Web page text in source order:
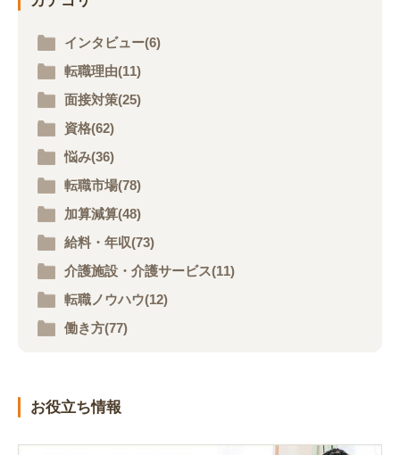
インタビュー(6)
転職理由(11)
面接対策(25)
資格(62)
悩み(36)
転職市場(78)
加算減算(48)
給料・年収(73)
介護施設・介護サービス(11)
転職ノウハウ(12)
働き方(77)
お役立ち情報